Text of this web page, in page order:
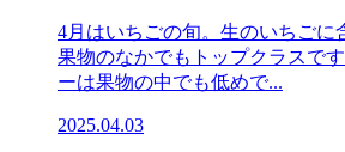
4月はいちごの旬。生のいちごに
果物のなかでもトップクラスで
ーは果物の中でも低めで...
2025.04.03